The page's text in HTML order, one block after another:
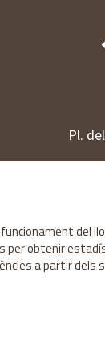
Pl.
del
per obtenir
a partir dels